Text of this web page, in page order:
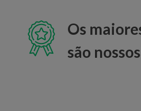
Os
são